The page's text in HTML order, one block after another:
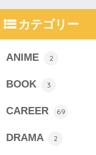
カテゴリー
ANIME 2
BOOK 3
CAREER 69
DRAMA 2